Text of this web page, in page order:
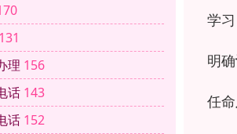
131
理 156
话 143
话 152
学
明确
任命